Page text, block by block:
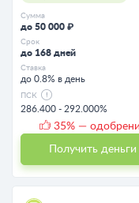
Сумма
до 50 000 ₽
Срок
до 168 дней
Ставка
до 0.8% в день
ПСК
286.400 - 292.000%
35% —
Получить деньги